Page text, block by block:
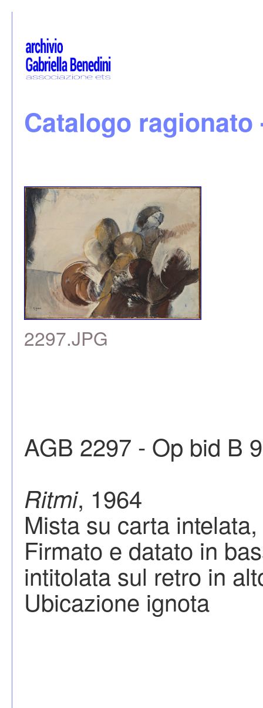
Catalogo ragionato
2297.JPG
AGB 2297 - Op bid B
Ritmi, 1964
Mista su carta
Firmato e datato in
intitolata sul retro in
Ubicazione ignota